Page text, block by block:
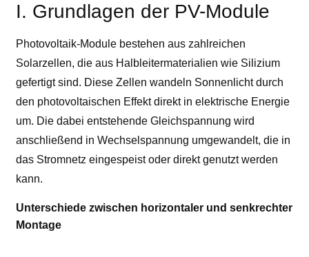
I. Grundlagen der PV-Module
Photovoltaik-Module bestehen aus zahlreichen
Solarzellen, die aus Halbleitermaterialien wie Silizium
gefertigt sind. Diese Zellen wandeln Sonnenlicht durch
den photovoltaischen Effekt direkt in elektrische Energie
um. Die dabei entstehende Gleichspannung wird
anschließend in Wechselspannung umgewandelt, die in
das Stromnetz eingespeist oder direkt genutzt werden
kann.
Unterschiede zwischen horizontaler und senkrechter
Montage